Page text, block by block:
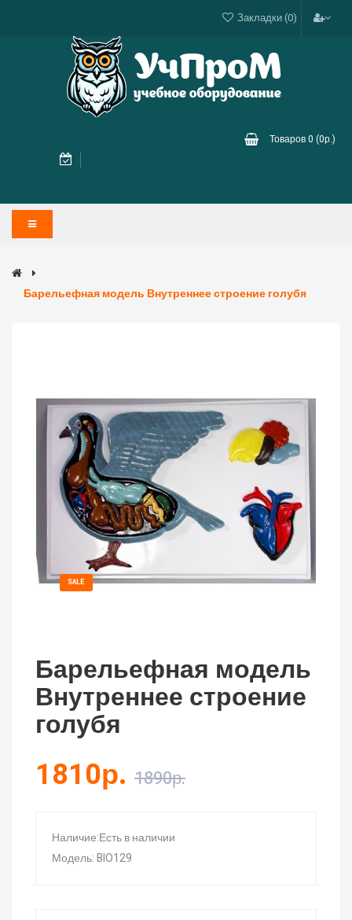
Закладки (0)
Товаров 0 (0р.)
Барельефная модель Внутреннее строение голубя
SALE
Барельефная модель
Внутреннее строение
голубя
1810р. 1890р.
Наличие:Есть в наличии
Модель: BIO129